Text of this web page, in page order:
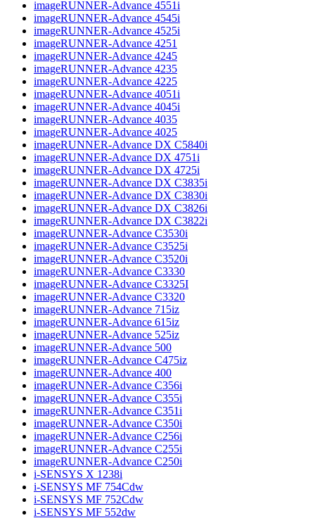
imageRUNNER-Advance 4551i
imageRUNNER-Advance 4545i
imageRUNNER-Advance 4525i
imageRUNNER-Advance 4251
imageRUNNER-Advance 4245
imageRUNNER-Advance 4235
imageRUNNER-Advance 4225
imageRUNNER-Advance 4051i
imageRUNNER-Advance 4045i
imageRUNNER-Advance 4035
imageRUNNER-Advance 4025
imageRUNNER-Advance DX C5840i
imageRUNNER-Advance DX 4751i
imageRUNNER-Advance DX 4725i
imageRUNNER-Advance DX C3835i
imageRUNNER-Advance DX C3830i
imageRUNNER-Advance DX C3826i
imageRUNNER-Advance DX C3822i
imageRUNNER-Advance C3530i
imageRUNNER-Advance C3525i
imageRUNNER-Advance C3520i
imageRUNNER-Advance C3330
imageRUNNER-Advance C3325I
imageRUNNER-Advance C3320
imageRUNNER-Advance 715iz
imageRUNNER-Advance 615iz
imageRUNNER-Advance 525iz
imageRUNNER-Advance 500
imageRUNNER-Advance C475iz
imageRUNNER-Advance 400
imageRUNNER-Advance C356i
imageRUNNER-Advance C355i
imageRUNNER-Advance C351i
imageRUNNER-Advance C350i
imageRUNNER-Advance C256i
imageRUNNER-Advance C255i
imageRUNNER-Advance C250i
i-SENSYS X 1238i
i-SENSYS MF 754Cdw
i-SENSYS MF 752Cdw
i-SENSYS MF 552dw